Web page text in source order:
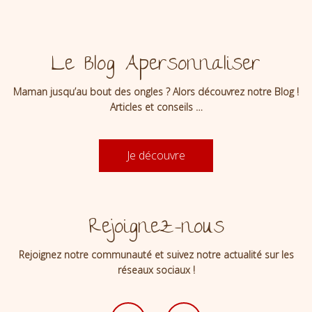
Le Blog Apersonnaliser
Maman jusqu’au bout des ongles ? Alors découvrez notre Blog !
Articles et conseils …
Je découvre
Rejoignez-nous
Rejoignez notre communauté et suivez notre actualité sur les
réseaux sociaux !